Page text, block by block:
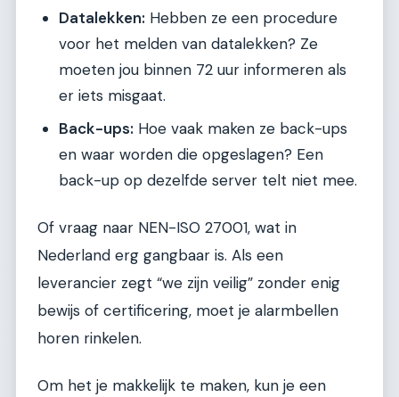
Datalekken: Hebben ze een procedure
voor het melden van datalekken? Ze
moeten jou binnen 72 uur informeren als
er iets misgaat.
Back-ups: Hoe vaak maken ze back-ups
en waar worden die opgeslagen? Een
back-up op dezelfde server telt niet mee.
Of vraag naar NEN-ISO 27001, wat in
Nederland erg gangbaar is. Als een
leverancier zegt “we zijn veilig” zonder enig
bewijs of certificering, moet je alarmbellen
horen rinkelen.
Om het je makkelijk te maken, kun je een